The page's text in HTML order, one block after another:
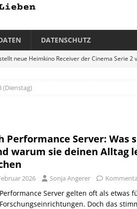
DATENSCHUTZ
neue Heimkino Receiver der Cinema Serie 2
3-in-1 Magnetic Charging Station im Test: Eine
für Studium und Schule: Comspot startet
(Dienstag)
Performance Server: Was
warum sie deinen Alltag
2026 Sonja Angerer
Server gelten oft als etwas
Doch das